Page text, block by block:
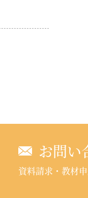
お問い
資料請求・教材